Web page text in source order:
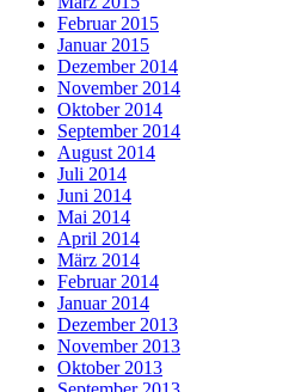
Februar 2015
Januar 2015
Dezember 2014
November 2014
Oktober 2014
September 2014
August 2014
Juli 2014
Juni 2014
Mai 2014
April 2014
März 2014
Februar 2014
Januar 2014
Dezember 2013
November 2013
Oktober 2013